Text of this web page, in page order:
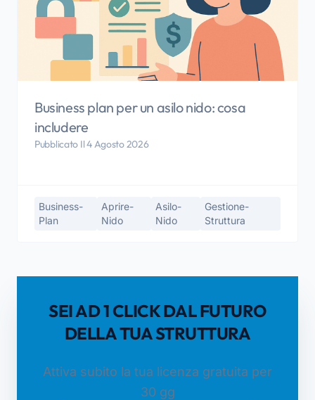
Business plan per un asilo nido: cosa
includere
Pubblicato Il 4 Agosto 2026
Business-
Plan
Aprire-
Nido
Asilo-
Nido
Gestione-
Struttura
SEI AD 1 CLICK DAL FUTURO
DELLA TUA STRUTTURA
Attiva subito la tua licenza gratuita per
30 gg